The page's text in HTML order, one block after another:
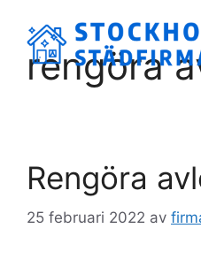
innehållrengöra
Rengöra
25 februari 2022 av